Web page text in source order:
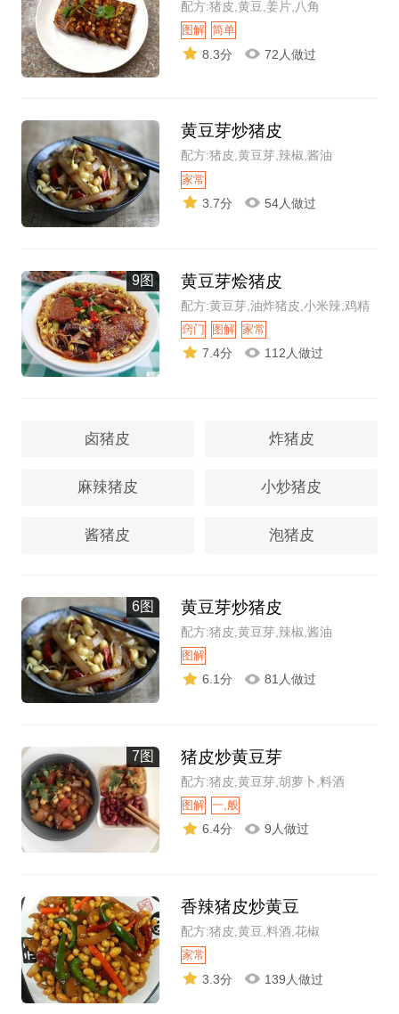
配方:猪皮,黄豆,姜片,八角
图解 简单
8.3分 72人做过
黄豆芽炒猪皮
配方:猪皮,黄豆芽,辣椒,酱油
家常
3.7分 54人做过
9图 黄豆芽烩猪皮
配方:黄豆芽,油炸猪皮,小米辣,鸡精
窍门 图解 家常
7.4分 112人做过
卤猪皮 炸猪皮
麻辣猪皮 小炒猪皮
酱猪皮 泡猪皮
6图 黄豆芽炒猪皮
配方:猪皮,黄豆芽,辣椒,酱油
图解
6.1分 81人做过
7图 猪皮炒黄豆芽
配方:猪皮,黄豆芽,胡萝卜,料酒
图解 一,般
6.4分 9人做过
香辣猪皮炒黄豆
配方:猪皮,黄豆,料酒,花椒
家常
3.3分 139人做过